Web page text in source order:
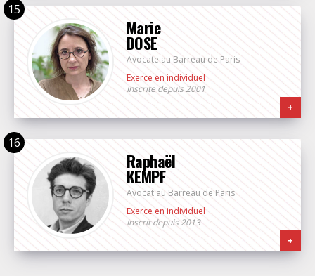
Marie
DOSE
Avocate au Barreau de Paris
Exerce en individuel
Inscrite depuis 2001
+
Raphaël
KEMPF
Avocat au Barreau de Paris
Exerce en individuel
Inscrit depuis 2013
+